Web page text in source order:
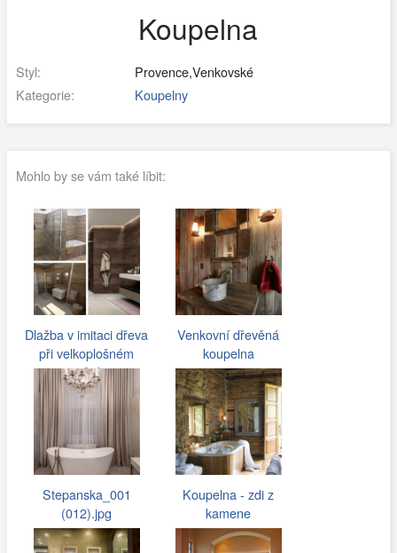
Koupelna
Styl:
Provence,Venkovské
Kategorie:
Koupelny
Mohlo by se vám také líbit:
Dlažba v imitaci dřeva
při velkoplošném
použití…
Venkovní dřevěná
koupelna
Stepanska_001
(012).jpg
Koupelna - zdi z
kamene